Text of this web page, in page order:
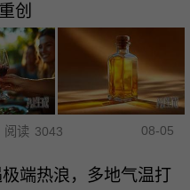
创
阅读 3043 08-05
端热浪，多地气温打